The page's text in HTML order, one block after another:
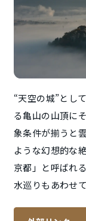
“天空の城”とし
る亀山の山頂に
象条件が揃うと
ような幻想的な
京都」と呼ばれ
水巡りもあわせ